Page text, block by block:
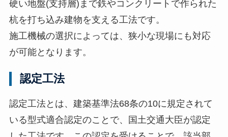
硬い地盤(支持層)まで鉄やコンクリートで作られた
杭を打ち込み建物を支える工法です。
施工機械の選択によっては、狭小な現場にも対応
が可能となります。
認定工法
認定工法とは、建築基準法68条の10に規定されて
いる型式適合認定のことで、国土交通大臣が認定